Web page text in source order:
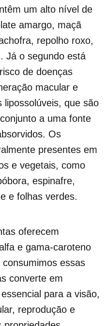
um alto nível de
amargo, maçã
repolho roxo,
Já o segundo está
de doenças
macular e
que são
a uma fonte
Os
presentes em
e vegetais, como
espinafre,
e folhas verdes.
oferecem
e gama-caroteno
essas
converte em
para a visão,
reprodução e